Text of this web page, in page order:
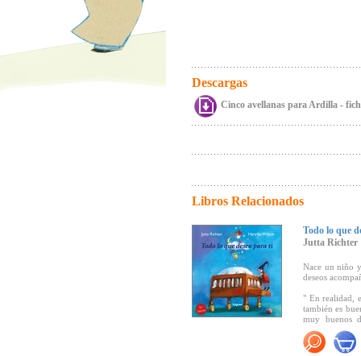
Descargas
Cinco avellanas para Ardilla -
Libros Relacionados
Todo lo que
Jutta Richter
Nace un niño
deseos
" En realidad,
también es
muy buenos
envolvente,
dejarse caer
Juvenil).